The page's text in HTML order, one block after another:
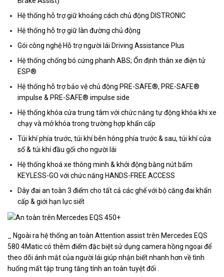
Hệ thống hỗ trợ giữ khoảng cách chủ động DISTRONIC
Hệ thống hỗ trợ giữ làn đường chủ động
Gói công nghệ Hỗ trợ người lái Driving Assistance Plus
Hệ thống chống bó cứng phanh ABS; Ổn định thân xe điện tử
ESP®
Hệ thống hỗ trợ bảo vệ chủ động PRE-SAFE®, PRE-SAFE®
impulse & PRE-SAFE® impulse side
Hệ thống khóa cửa trung tâm với chức năng tự động khóa khi xe
chạy và mở khóa trong trường hợp khẩn cấp
Túi khí phía trước, túi khí bên hông phía trước & sau, túi khí cửa
sổ & túi khí đầu gối cho người lái
Hệ thống khoá xe thông minh & khởi động bằng nút bấm
KEYLESS-GO với chức năng HANDS-FREE ACCESS
Dây đai an toàn 3 điểm cho tất cả các ghế với bộ căng đai khẩn
cấp & giới hạn lực siết
_ Ngoài ra hệ thống an toàn Attention assist trên Mercedes EQS
580 4Matic có thêm điểm đặc biệt sử dụng camera hồng ngoại để
theo dõi ánh mắt của người lái giúp nhận biết nhanh hơn về tình
huống mất tập trung tăng tính an toàn tuyệt đối .